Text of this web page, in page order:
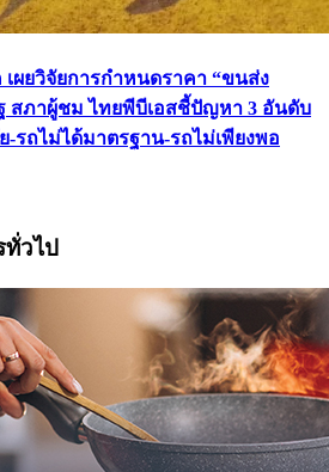
ผยวิจัยการกำหนดราคา “ขนส่ง
สภาผู้ชม ไทยพีบีเอสชี้ปัญหา 3 อันดับ
รถไม่ได้มาตรฐาน-รถไม่เพียงพอ
วไป